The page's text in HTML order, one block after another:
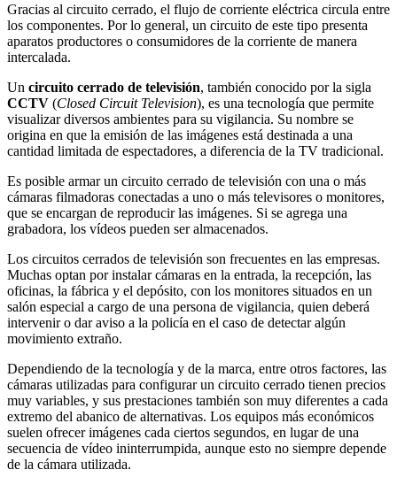
Gracias al circuito cerrado, el flujo de corriente eléctrica circula entre
los componentes. Por lo general, un circuito de este tipo presenta
aparatos productores o consumidores de la corriente de manera
intercalada.
Un circuito cerrado de televisión, también conocido por la sigla
CCTV (Closed Circuit Television), es una tecnología que permite
visualizar diversos ambientes para su vigilancia. Su nombre se
origina en que la emisión de las imágenes está destinada a una
cantidad limitada de espectadores, a diferencia de la TV tradicional.
Es posible armar un circuito cerrado de televisión con una o más
cámaras filmadoras conectadas a uno o más televisores o monitores,
que se encargan de reproducir las imágenes. Si se agrega una
grabadora, los vídeos pueden ser almacenados.
Los circuitos cerrados de televisión son frecuentes en las empresas.
Muchas optan por instalar cámaras en la entrada, la recepción, las
oficinas, la fábrica y el depósito, con los monitores situados en un
salón especial a cargo de una persona de vigilancia, quien deberá
intervenir o dar aviso a la policía en el caso de detectar algún
movimiento extraño.
Dependiendo de la tecnología y de la marca, entre otros factores, las
cámaras utilizadas para configurar un circuito cerrado tienen precios
muy variables, y sus prestaciones también son muy diferentes a cada
extremo del abanico de alternativas. Los equipos más económicos
suelen ofrecer imágenes cada ciertos segundos, en lugar de una
secuencia de vídeo ininterrumpida, aunque esto no siempre depende
de la cámara utilizada.